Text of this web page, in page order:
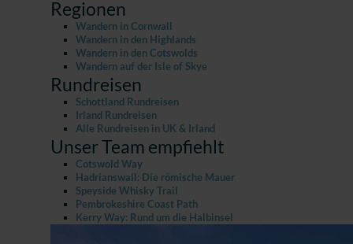
Regionen
Wandern in Cornwall
Wandern in den Highlands
Wandern in den Cotswolds
Wandern auf der Isle of Skye
Rundreisen
Schottland Rundreisen
Irland Rundreisen
Alle Rundreisen in UK & Irland
Unser Team empfiehlt
Cotswold Way
Hadrianswall: Die römische Mauer
Speyside Whisky Trail
Pembrokeshire Coast Path
Kerry Way: Rund um die Halbinsel